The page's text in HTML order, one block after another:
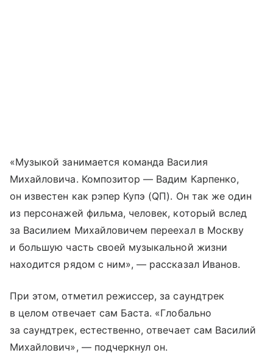
«Музыкой занимается команда Василия
Михайловича. Композитор — Вадим Карпенко,
он известен как рэпер Купэ (QП). Он так же один
из персонажей фильма, человек, который вслед
за Василием Михайловичем переехал в Москву
и большую часть своей музыкальной жизни
находится рядом с ним», — рассказал Иванов.
При этом, отметил режиссер, за саундтрек
в целом отвечает сам Баста. «Глобально
за саундтрек, естественно, отвечает сам Василий
Михайлович», — подчеркнул он.